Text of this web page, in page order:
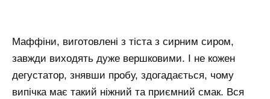
Маффіни, виготовлені з тіста з сирним сиром,
завжди виходять дуже вершковими. І не кожен
дегустатор, знявши пробу, здогадається, чому
випічка має такий ніжний та приємний смак. Вся